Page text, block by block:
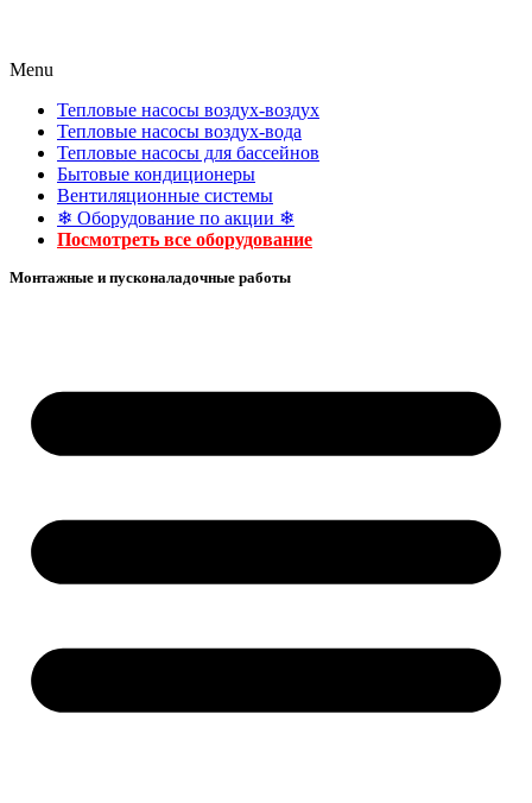
Menu
Тепловые насосы воздух-воздух
Тепловые насосы воздух-вода
Тепловые насосы для бассейнов
Бытовые кондиционеры
Вентиляционные системы
❄ Оборудование по акции ❄
Посмотреть все оборудование
Монтажные и пусконаладочные работы